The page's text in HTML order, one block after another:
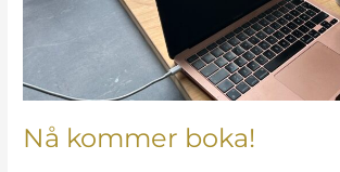
Nå kommer boka!